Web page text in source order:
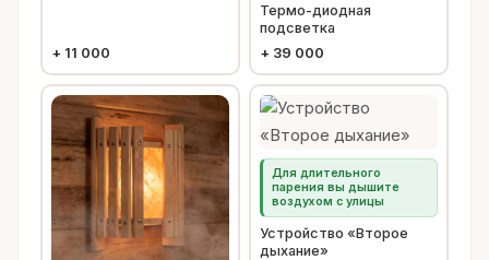
+ 11 000
Термо-диодная
подсветка
+ 39 000
Для длительного
парения вы дышите
воздухом с улицы
Устройство «Второе
дыхание»